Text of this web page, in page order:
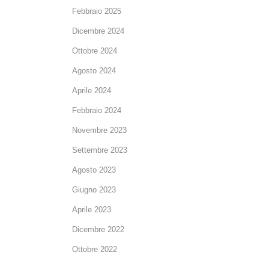
Febbraio 2025
Dicembre 2024
Ottobre 2024
Agosto 2024
Aprile 2024
Febbraio 2024
Novembre 2023
Settembre 2023
Agosto 2023
Giugno 2023
Aprile 2023
Dicembre 2022
Ottobre 2022